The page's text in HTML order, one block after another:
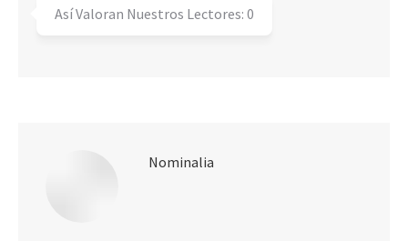
Así Valoran Nuestros Lectores: 0
Nominalia